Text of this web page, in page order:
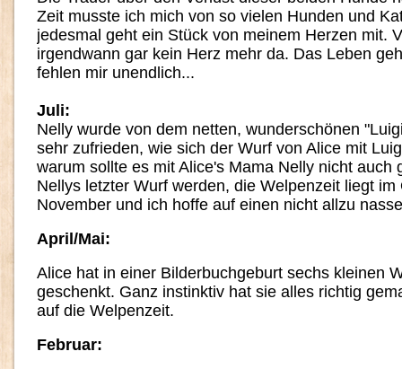
Zeit musste ich mich von so vielen Hunden und
jedesmal geht ein Stück von meinem Herzen mit.
irgendwann gar kein Herz mehr da. Das Leben
fehlen mir unendlich...
Juli:
Nelly wurde von dem netten, wunderschönen
sehr zufrieden, wie sich der Wurf von Alice mit
warum sollte es mit Alice's Mama Nelly nicht auch
Nellys letzter Wurf werden, die Welpenzeit liegt im
November und ich hoffe auf einen nicht allzu
April/Mai:
Alice hat in einer Bilderbuchgeburt sechs kleinen
geschenkt. Ganz instinktiv hat sie alles richtig
auf die Welpenzeit.
Februar: